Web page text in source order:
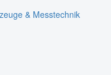
& Messtechnik